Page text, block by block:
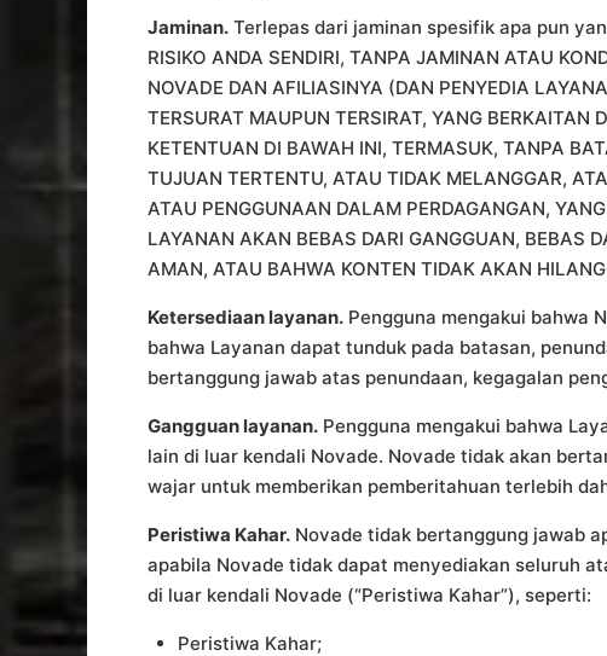
Jaminan. Terlepas dari jaminan spesifik apa pun
RISIKO ANDA SENDIRI, TANPA JAMINAN ATAU
NOVADE DAN AFILIASINYA (DAN PENYEDIA
TERSURAT MAUPUN TERSIRAT, YANG BERKAITAN
KETENTUAN DI BAWAH INI, TERMASUK, TANPA
TUJUAN TERTENTU, ATAU TIDAK MELANGGAR,
ATAU PENGGUNAAN DALAM PERDAGANGAN,
LAYANAN AKAN BEBAS DARI GANGGUAN, BEBAS
AMAN, ATAU BAHWA KONTEN TIDAK AKAN
Ketersediaan layanan. Pengguna mengakui bahwa
bahwa Layanan dapat tunduk pada batasan,
bertanggung jawab atas penundaan, kegagalan
Gangguan layanan. Pengguna mengakui bahwa
lain di luar kendali Novade. Novade tidak akan
wajar untuk memberikan pemberitahuan terlebih
Peristiwa Kahar. Novade tidak bertanggung jawab
apabila Novade tidak dapat menyediakan seluruh
di luar kendali Novade (“Peristiwa Kahar”), seperti:
Peristiwa Kahar;